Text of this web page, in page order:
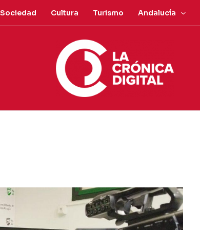
Sociedad Cultura Turismo Andalucía